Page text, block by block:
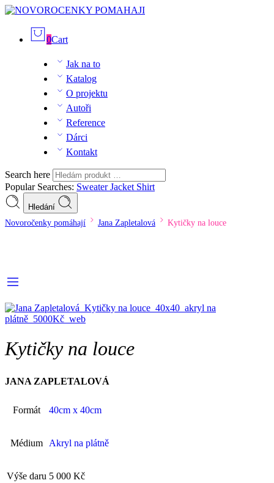
0Cart
Jak na to
Katalog
O projektu
Autoři
Reference
Dárci
Kontakt
Search here
Popular Searches: SweaterJacket Shirt
Hledání
Novoročenky pomáhají Jana Zapletalová Kytičky na louce
Kytičky na louce
JANA ZAPLETALOVÁ
Formát 40cm x 40cm
Médium Akryl na plátně
Výše daru 5 000 Kč